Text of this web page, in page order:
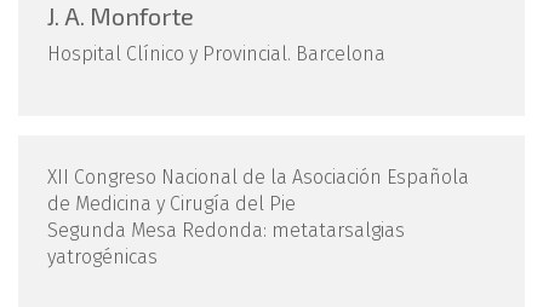
J. A. Monforte
Hospital Clínico y Provincial. Barcelona
XII Congreso Nacional de la Asociación Española
de Medicina y Cirugía del Pie
Segunda Mesa Redonda: metatarsalgias
yatrogénicas